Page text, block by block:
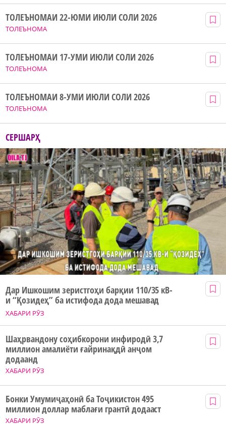
ТОЛЕЪНОМА
ТОЛЕЪНОМАИ 22-ЮМИ ИЮЛИ СОЛИ 2026
ТОЛЕЪНОМА
ТОЛЕЪНОМАИ 17-УМИ ИЮЛИ СОЛИ 2026
ТОЛЕЪНОМА
ТОЛЕЪНОМАИ 8-УМИ ИЮЛИ СОЛИ 2026
СЕРШАРҲ
ХАБАРИ РӮЗ
Дар Ишкошим зеристгоҳи барқии 110/35 кВ-
и “Қозидеҳ” ба истифода дода мешавад
ХАБАРИ РӮЗ
Шаҳрвандону соҳибкорони инфиродӣ 3,7
миллион амалиёти ғайринақдӣ анҷом
додаанд
ХАБАРИ РӮЗ
Бонки Умумиҷаҳонӣ ба Тоҷикистон 495
миллион доллар маблағи грантӣ додааст